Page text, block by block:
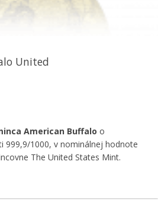
United
American Buffalo o
999,9/1000, v nominálnej hodnote
The United States Mint.